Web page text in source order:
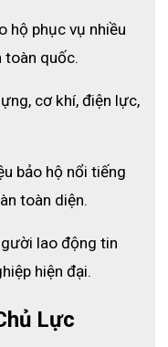
Hoa San HS26
hộ phục vụ nhiều
toàn quốc.
cơ khí, điện lực,
bảo hộ nổi tiếng
toàn diện.
lao động tin
hiện đại.
Lực